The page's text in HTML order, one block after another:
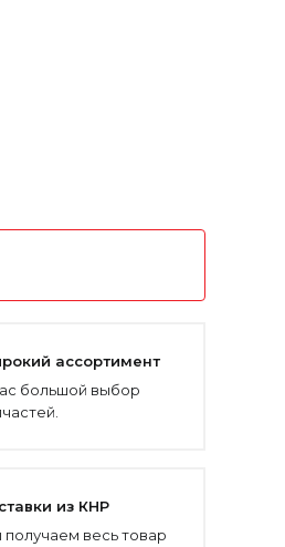
ассортимент
большой выбор
из КНР
весь товар